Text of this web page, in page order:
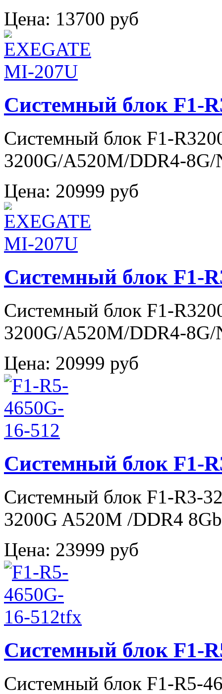
Цена: 13700 руб
Системный блок F1-
Системный блок F1-
3200G/A520M/DDR4-
Цена: 20999 руб
Системный блок F1-
Системный блок F1-
3200G/A520M/DDR4-
Цена: 20999 руб
Системный блок F1-
Системный блок F1-R3-
3200G A520M /DDR4
Цена: 23999 руб
Системный блок F1-
Системный блок F1-R5-